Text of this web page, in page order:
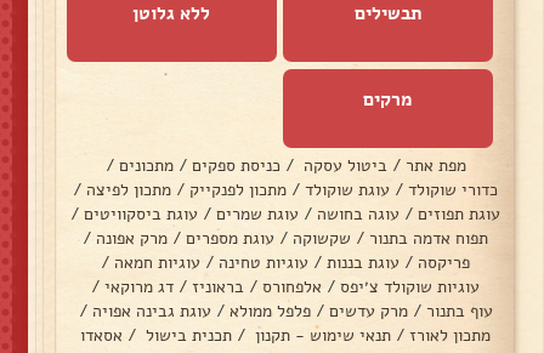
תבשילים ללא גלוטן
מרקים
מפת אתר / ביטול עסקה / כניסת ספקים / מתכונים /
כדורי שוקולד / עוגת שוקולד / מתכון לפנקייק / מתכון לפיצה /
עוגת תפוזים / עוגה בחושה / עוגת שמרים / עוגת ביסקוויטים /
תפוח אדמה בתנור / שקשוקה / עוגת מספרים / מרק אפונה /
פריקסה / עוגת בננות / עוגיות טחינה / עוגיות חמאה /
עוגיות שוקולד צ׳יפס / אלפחורס / בראוניז / דג מרוקאי /
עוף בתנור / מרק עדשים / פלפל ממולא / עוגת גבינה אפויה /
מתכון לאורז / תנאי שימוש - תקנון / תכנית בישול / אסאדו